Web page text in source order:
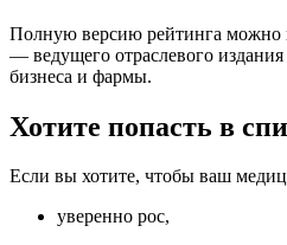
Полную версию рейтинга можно
— ведущего отраслевого
бизнеса и фармы.
Хотите попасть в
Если вы хотите, чтобы ваш
уверенно рос,